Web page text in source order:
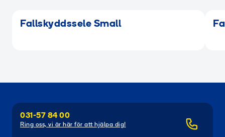
Fallskyddssele Small
031-57 84 00
Ring oss, vi är här för att hjälpa dig!